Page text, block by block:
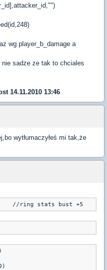
wg player_b_damage a
sadze ze tak to chciales
14.11.2010 13:46
wytłumaczyłeś mi tak,że
new player_ring[33]		//ring stats bust +5